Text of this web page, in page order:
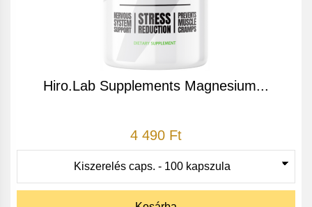
Hiro.Lab Supplements Magnesium...
4 490 Ft